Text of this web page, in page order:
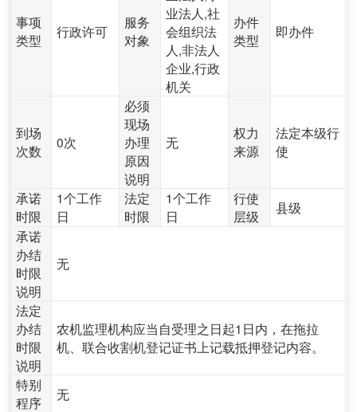
事项
类型
行政许可
服务
对象
业法人,社
会组织法
人,非法人
企业,行政
机关
办件
类型
即办件
到场
次数
0次
必须
现场
办理
原因
说明
无
权力
来源
法定本级行
使
承诺
时限
1个工作
日
法定
时限
1个工作
日
行使
层级
县级
承诺
办结
时限
说明
无
法定
办结
时限
说明
农机监理机构应当自受理之日起1日内，在拖拉
机、联合收割机登记证书上记载抵押登记内容。
特别
程序
无